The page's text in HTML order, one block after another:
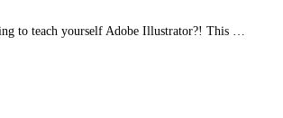
to teach yourself Adobe Illustrator?! This …